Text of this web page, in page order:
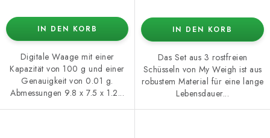
IN DEN KORB
Digitale Waage mit einer
Kapazität von 100 g und einer
Genauigkeit von 0.01 g.
Abmessungen 9.8 x 7.5 x 1.2...
IN DEN KORB
Das Set aus 3 rostfreien
Schüsseln von My Weigh ist aus
robustem Material für eine lange
Lebensdauer...